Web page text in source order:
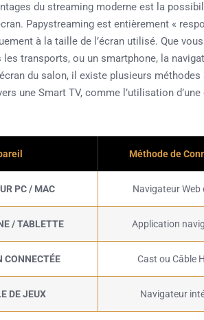
du streaming moderne est la
Papystreaming est entièrement «
à la taille de l’écran utilisé. Que
transports, ou un smartphone, la
du salon, il existe plusieurs
une Smart TV, comme l’utilisation
Méthode de
PC / MAC Navigateur Web
/ TABLETTE Application
CONNECTÉE Cast ou Câble
DE JEUX Navigateur